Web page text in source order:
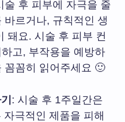
술 후 피부에 자극을 줄
르거나, 규칙적인 생
돼요. 시술 후 피부 컨
고, 부작용을 예방하
꼼꼼히 읽어주세요 🙂
: 시술 후 1주일간은
극적인 제품을 피해